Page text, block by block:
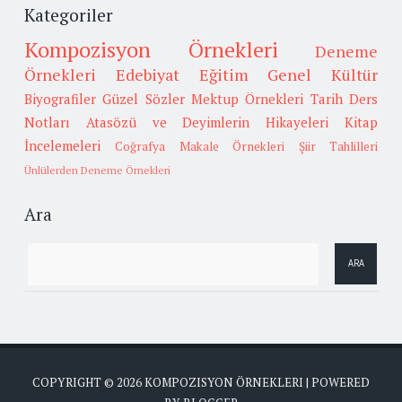
Kategoriler
Kompozisyon Örnekleri
Deneme
Örnekleri
Edebiyat Eğitim Genel Kültür
Biyografiler Güzel Sözler Mektup Örnekleri Tarih Ders
Notları
Atasözü ve Deyimlerin Hikayeleri
Kitap
İncelemeleri
Coğrafya Makale Örnekleri Şiir Tahlilleri
Ünlülerden Deneme Örnekleri
Ara
COPYRIGHT © 2026KOMPOZISYON ÖRNEKLERI | POWERED